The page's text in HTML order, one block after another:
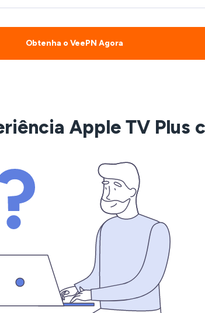
Obtenha o VeePN Agora
Apple TV Plus